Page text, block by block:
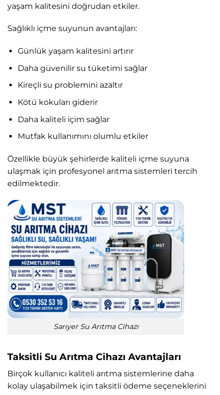
yaşam kalitesini doğrudan etkiler.
Sağlıklı içme suyunun avantajları:
Günlük yaşam kalitesini artırır
Daha güvenilir su tüketimi sağlar
Kireçli su problemini azaltır
Kötü kokuları giderir
Daha kaliteli içim sağlar
Mutfak kullanımını olumlu etkiler
Özellikle büyük şehirlerde kaliteli içme suyuna
ulaşmak için profesyonel arıtma sistemleri tercih
edilmektedir.
Sarıyer Su Arıtma Cihazı
Taksitli Su Arıtma Cihazı Avantajları
Birçok kullanıcı kaliteli arıtma sistemlerine daha
kolay ulaşabilmek için taksitli ödeme seçeneklerini